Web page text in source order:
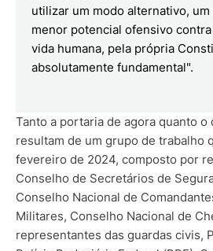
utilizar um modo alternativo,
menor potencial ofensivo
vida humana, pela própria
absolutamente fundamental".
Tanto a portaria de agora quanto
resultam de um grupo de trabalho
fevereiro de 2024, composto por
Conselho de Secretários de
Conselho Nacional de
Militares, Conselho Nacional de
representantes das guardas civis,